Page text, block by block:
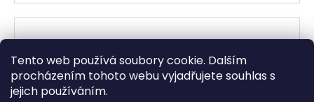
Tento web používá soubory cookie. Dalším
procházením tohoto webu vyjadřujete souhlas s
jejich používáním.